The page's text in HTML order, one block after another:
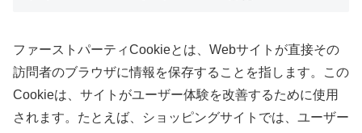
ファーストパーティCookieとは、Webサイトが直接その
訪問者のブラウザに情報を保存することを指します。この
Cookieは、サイトがユーザー体験を改善するために使用
されます。たとえば、ショッピングサイトでは、ユーザー